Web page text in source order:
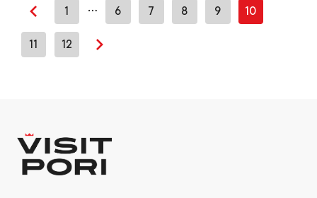
Previous page
1 … 6 7 8 9 10
11 12